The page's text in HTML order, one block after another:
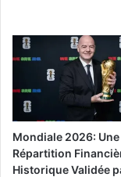
Mondiale 2026: Une
Répartition
Historique Validée